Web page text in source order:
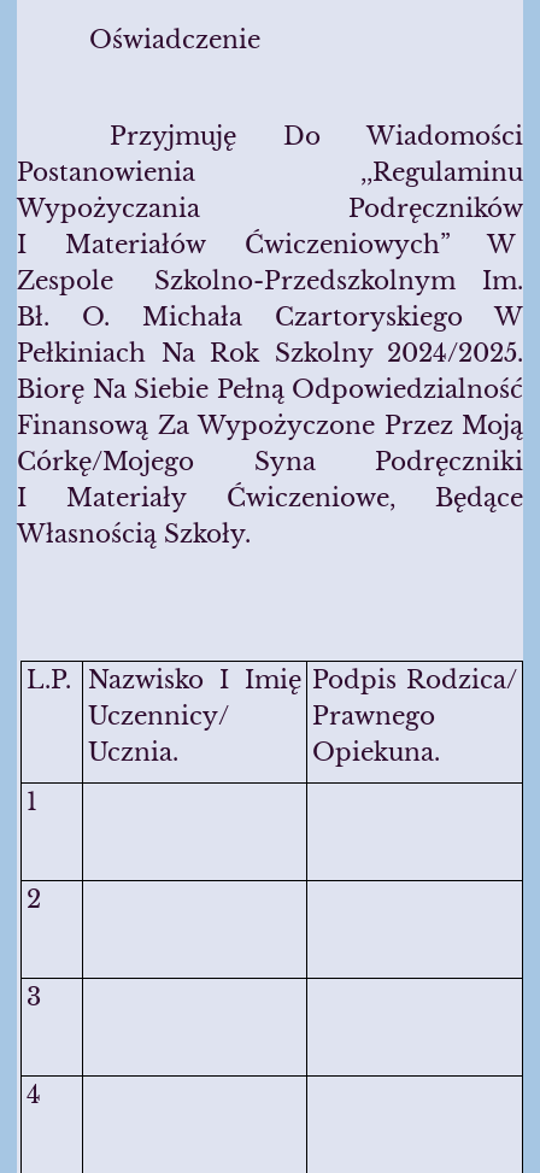
Oświadczenie
Przyjmuję Do Wiadomości
Postanowienia ,,Regulaminu
Wypożyczania Podręczników
I Materiałów Ćwiczeniowych” W
Zespole Szkolno-Przedszkolnym Im.
Bł. O. Michała Czartoryskiego W
Pełkiniach Na Rok Szkolny 2024/2025.
Biorę Na Siebie Pełną Odpowiedzialność
Finansową Za Wypożyczone Przez Moją
Córkę/mojego Syna Podręczniki
I Materiały Ćwiczeniowe, Będące
Własnością Szkoły.
L.p.
Nazwisko I Imię
Uczennicy/
Ucznia.
Podpis Rodzica/
Prawnego
Opiekuna.
1
2
3
4